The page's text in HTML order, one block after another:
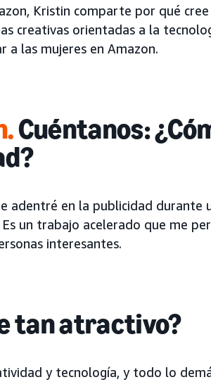
Kristin comparte por qué
creativas orientadas a la
a las mujeres en Amazon.
.Cuéntanos:
adentré en la publicidad
un trabajo acelerado que me
interesantes.
tan atractivo?
y tecnología, y todo lo